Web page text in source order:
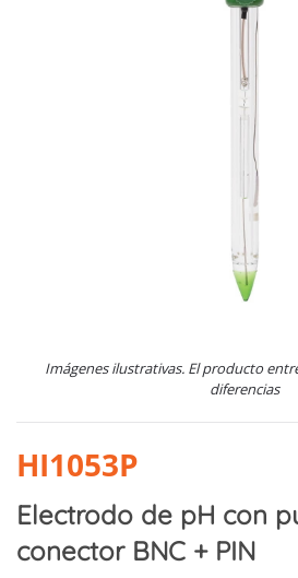
Imágenes ilustrativas. El producto
diferencias
HI1053P
Electrodo de pH con
conector BNC + PIN